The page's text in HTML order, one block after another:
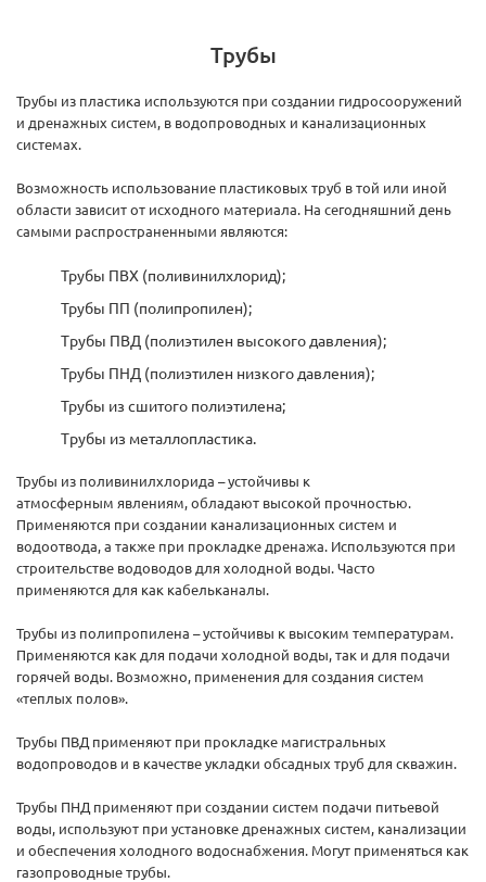
Трубы
Трубы из пластика используются при создании гидросооружений
и дренажных систем, в водопроводных и канализационных
системах.
Возможность использование пластиковых труб в той или иной
области зависит от исходного материала. На сегодняшний день
самыми распространенными являются:
Трубы ПВХ (поливинилхлорид);
Трубы ПП (полипропилен);
Tрубы ПВД (полиэтилен высокого давления);
Трубы ПНД (полиэтилен низкого давления);
Трубы из сшитого полиэтилена;
Tрубы из металлопластика.
Трубы из поливинилхлорида – устойчивы к
атмосферным явлениям, обладают высокой прочностью.
Применяются при создании канализационных систем и
водоотвода, а также при прокладке дренажа. Используются при
строительстве водоводов для холодной воды. Часто
применяются для как кабельканалы.
Трубы из полипропилена – устойчивы к высоким температурам.
Применяются как для подачи холодной воды, так и для подачи
горячей воды. Возможно, применения для создания систем
«теплых полов».
Трубы ПВД применяют при прокладке магистральных
водопроводов и в качестве укладки обсадных труб для скважин.
Трубы ПНД применяют при создании систем подачи питьевой
воды, используют при установке дренажных систем, канализации
и обеспечения холодного водоснабжения. Могут применяться как
газопроводные трубы.